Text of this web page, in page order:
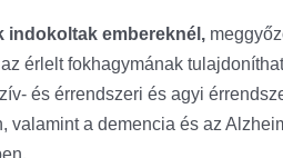
indokoltak embereknél,
érlelt fokhagymának
és érrendszeri és agyi
valamint a demencia és az